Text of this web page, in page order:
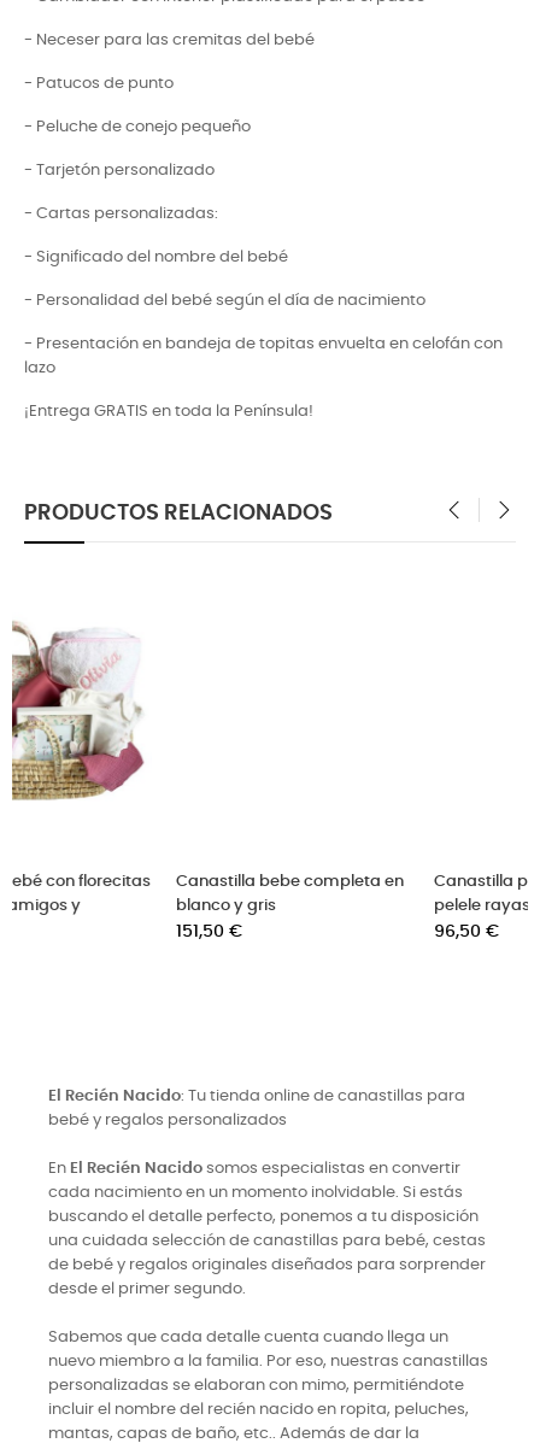
- Neceser para las cremitas del bebé
- Patucos de punto
- Peluche de conejo pequeño
- Tarjetón personalizado
- Cartas personalizadas:
- Significado del nombre del bebé
- Personalidad del bebé según el día de nacimiento
- Presentación en bandeja de topitas envuelta en celofán con
lazo
¡Entrega GRATIS en toda la Península!
PRODUCTOS RELACIONADOS
Canastilla bebe completa en
blanco y gris
Canastilla para recién nacido
El Recién Nacido: Tu tienda online de canastillas para
bebé y regalos personalizados
En El Recién Nacido somos especialistas en convertir
cada nacimiento en un momento inolvidable. Si estás
buscando el detalle perfecto, ponemos a tu disposición
una cuidada selección de canastillas para bebé, cestas
de bebé y regalos originales diseñados para sorprender
desde el primer segundo.
Sabemos que cada detalle cuenta cuando llega un
nuevo miembro a la familia. Por eso, nuestras canastillas
personalizadas se elaboran con mimo, permitiéndote
incluir el nombre del recién nacido en ropita, peluches,
mantas, capas de baño, etc.. Además de dar la